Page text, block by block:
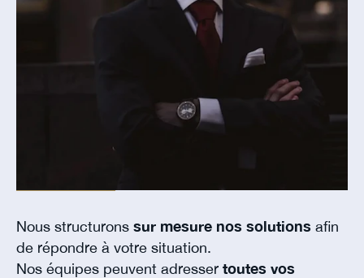
Nous structurons sur mesure nos solutions afin
de répondre à votre situation.
Nos équipes peuvent adresser toutes vos